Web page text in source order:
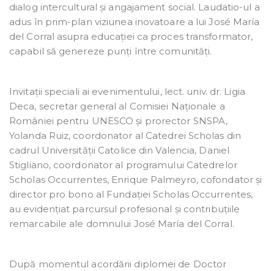
dialog intercultural și angajament social. Laudatio-ul a
adus în prim-plan viziunea inovatoare a lui José María
del Corral asupra educației ca proces transformator,
capabil să genereze punți între comunități.
Invitații speciali ai evenimentului, lect. univ. dr. Ligia
Deca, secretar general al Comisiei Naționale a
României pentru UNESCO și prorector SNSPA,
Yolanda Ruiz, coordonator al Catedrei Scholas din
cadrul Universității Catolice din Valencia, Daniel
Stigliano, coordonator al programului Catedrelor
Scholas Occurrentes, Enrique Palmeyro, cofondator și
director pro bono al Fundației Scholas Occurrentes,
au evidențiat parcursul profesional și contribuțiile
remarcabile ale domnului José María del Corral.
După momentul acordării diplomei de Doctor